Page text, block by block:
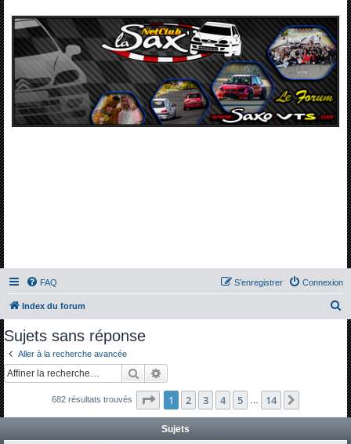
FAQ Connexion
S’enregistrer
Index du forum
c
Sujets sans réponse
Aller à la recherche avancée
Rechercher
682 résultats trouvés Page 1sur14
1 2 3 4 5 14
Sujets